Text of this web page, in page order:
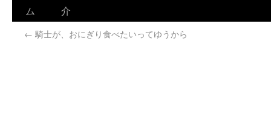
ム
介
← 騎士が、おにぎり食べたいってゆうから